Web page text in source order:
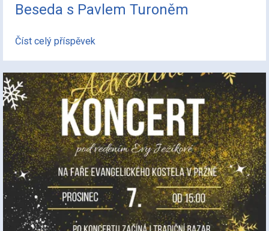
Beseda s Pavlem Turoněm
Číst celý příspěvek